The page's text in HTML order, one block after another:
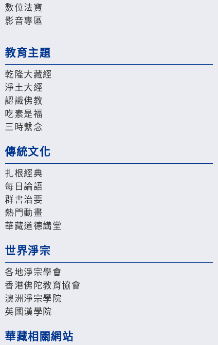
數位法寶
影音專區
教育主題
乾隆大藏經
淨土大經
認識佛教
吃素是福
三時繫念
傳統文化
扎根經典
每日論語
群書治要
熱門動畫
華藏道德講堂
世界淨宗
各地淨宗學會
香港佛陀教育協會
澳洲淨宗學院
英國漢學院
華藏相關網站